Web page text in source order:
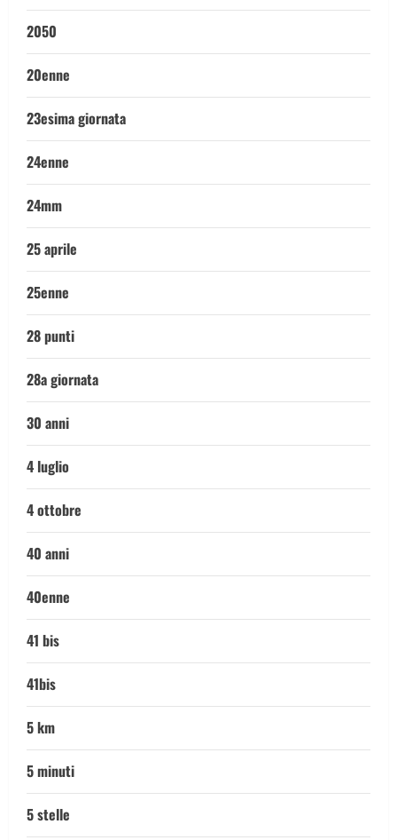
2050
20enne
23esima giornata
24enne
24mm
25 aprile
25enne
28 punti
28a giornata
30 anni
4 luglio
4 ottobre
40 anni
40enne
41 bis
41bis
5 km
5 minuti
5 stelle